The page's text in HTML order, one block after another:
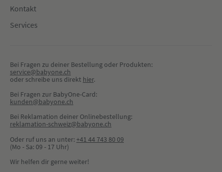
Kontakt
Services
Bei Fragen zu deiner Bestellung oder Produkten:
service@babyone.ch
oder schreibe uns direkt hier.
Bei Fragen zur BabyOne-Card:
kunden@babyone.ch
Bei Reklamation deiner Onlinebestellung:
reklamation-schweiz@babyone.ch
Oder ruf uns an unter:+41 44 743 80 09
(Mo - Sa: 09 - 17 Uhr)
Wir helfen dir gerne weiter!